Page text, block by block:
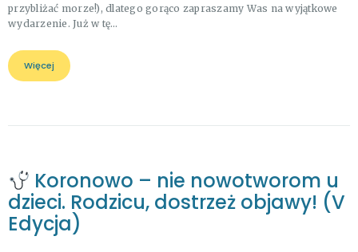
przybliżać morze!), dlatego gorąco zapraszamy Was na wyjątkowe
wydarzenie. Już w tę…
Więcej
Koronowo – nie nowotworom u
dzieci. Rodzicu, dostrzeż objawy! (V
Edycja)